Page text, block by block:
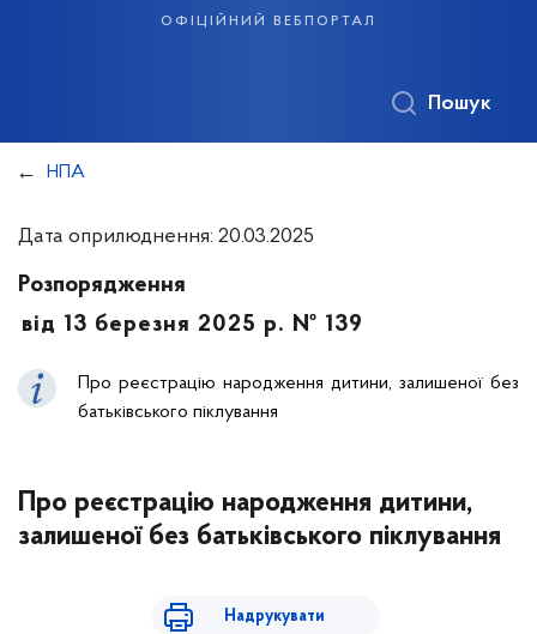
офіційний вебпортал
Пошук
НПА
Дата оприлюднення: 20.03.2025
Розпорядження
від 13 березня 2025 р. № 139
Про реєстрацію народження дитини, залишеної без
батьківського піклування
Про реєстрацію народження дитини,
залишеної без батьківського піклування
Надрукувати